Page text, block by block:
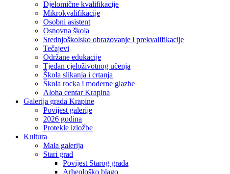
Djelomične kvalifikacije
Mikrokvalifikacije
Osobni asistent
Osnovna škola
Srednjoškolsko obrazovanje i prekvalifikacije
Tečajevi
Održane edukacije
Tjedan cjeloživotnog učenja
Škola slikanja i crtanja
Škola rocka i moderne glazbe
Aloha centar Krapina
Galerija grada Krapine
Povijest galerije
2026 godina
Protekle izložbe
Kultura
Mala galerija
Stari grad
Povijest Starog grada
Arheološko blago